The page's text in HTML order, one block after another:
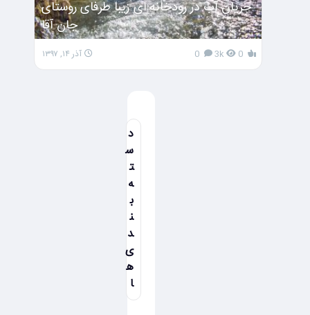
جریان آب در رودخانه ای زیبا طرفای روستای
جان آقا
3k آذر ۱۴, ۱۳۹۷
د
س
ت
ه
ب
ن
د
ی
ه
ا